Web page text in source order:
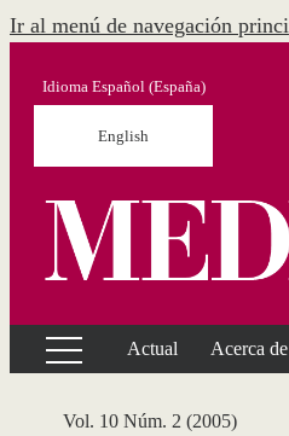
Ir al menú de navegación
Idioma Español (España)
English
Actual Acerca de
Vol. 10 Núm. 2 (2005)